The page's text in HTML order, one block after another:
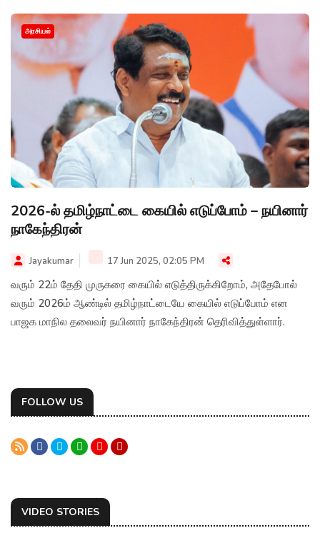
அரசியல்
2026-ல் தமிழ்நாட்டை கையில் எடுப்போம் – நயினார்
நாகேந்திரன்
Jayakumar 17 Jun 2025, 02:05 PM
வரும் 22ம் தேதி முருகரை கையில் எடுத்திருக்கிறோம், அதேபோல்
வரும் 2026ம் ஆண்டில் தமிழ்நாட்டையே கையில் எடுப்போம் என
பாஜக மாநில தலைவர் நயினார் நாகேந்திரன் தெரிவித்துள்ளார்.
FOLLOW US
VIDEO STORIES